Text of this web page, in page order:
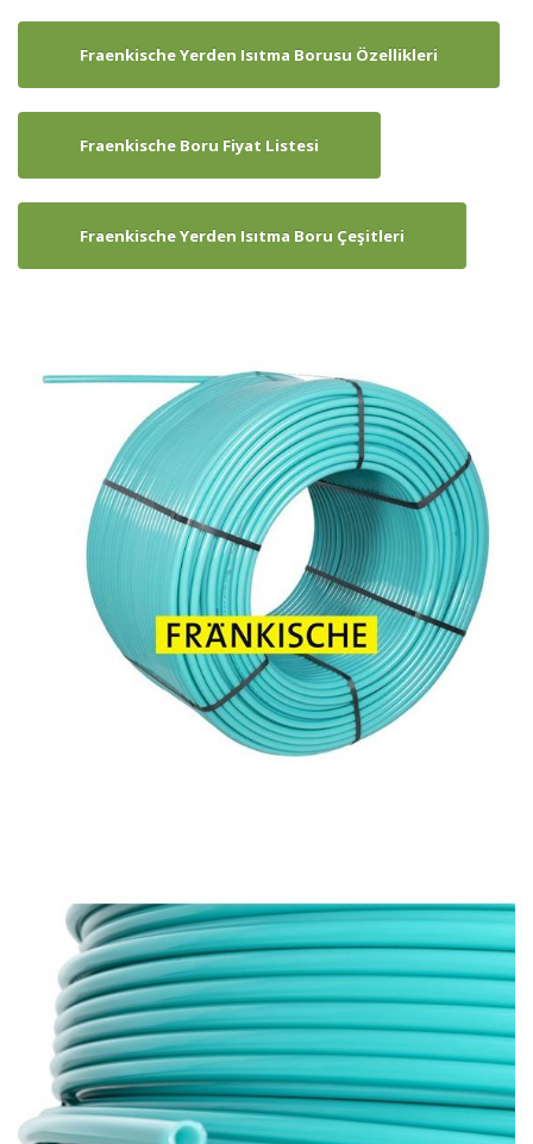
Fraenkische Yerden Isıtma Borusu Özellikleri
Fraenkische Boru Fiyat Listesi
Fraenkische Yerden Isıtma Boru Çeşitleri